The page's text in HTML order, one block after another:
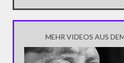
MEHR VIDEOS AUS